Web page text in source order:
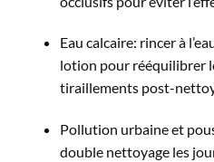
Eau calcaire: rincer à
lotion pour rééquilibrer
tiraillements post-
Pollution urbaine et
double nettoyage les